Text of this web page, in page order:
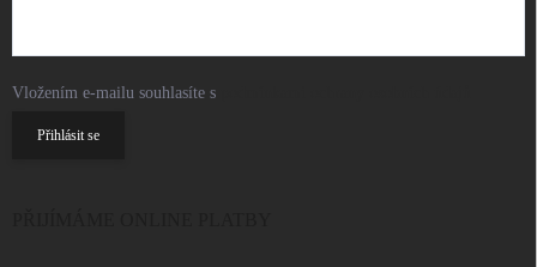
Vložením e-mailu souhlasíte s
Přihlásit se